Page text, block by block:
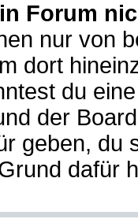
Forum
nur von
dort
du
der
geben, du
dafür